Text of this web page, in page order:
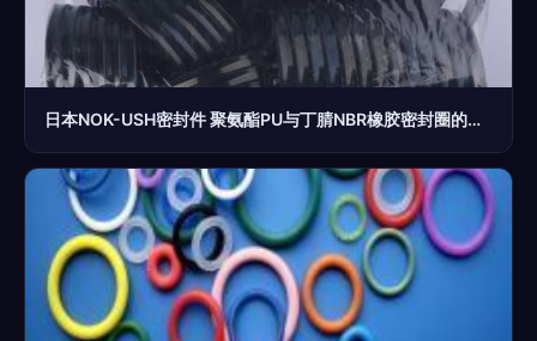
日本NOK-USH密封件 聚氨酯PU与丁腈NBR橡胶密封圈的卓越性能解析